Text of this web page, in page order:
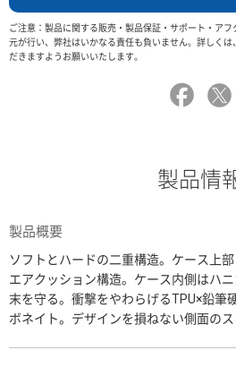
ご注意：製品に関する販売・製品保証・サポート・ア
元が行い、弊社はいかなる責任も負いません。詳しく
だきますようお願いいたします。
製品情
製品概要
ソフトとハードの二重構造。ケース上
エアクッション構造。ケース内側はハ
末を守る。衝撃をやわらげるTPU×鉛筆
ボネイト。デザインを損ねない側面のス